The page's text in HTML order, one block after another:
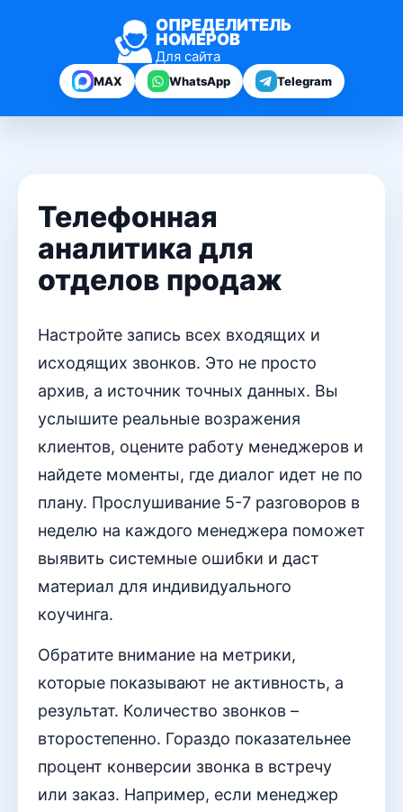
ОПРЕДЕЛИТЕЛЬ
НОМЕРОВ
Для сайта
MAX WhatsApp Telegram
Телефонная
аналитика для
отделов продаж
Настройте запись всех входящих и
исходящих звонков. Это не просто
архив, а источник точных данных. Вы
услышите реальные возражения
клиентов, оцените работу менеджеров и
найдете моменты, где диалог идет не по
плану. Прослушивание 5-7 разговоров в
неделю на каждого менеджера поможет
выявить системные ошибки и даст
материал для индивидуального
коучинга.
Обратите внимание на метрики,
которые показывают не активность, а
результат. Количество звонков –
второстепенно. Гораздо показательнее
процент конверсии звонка в встречу
или заказ. Например, если менеджер